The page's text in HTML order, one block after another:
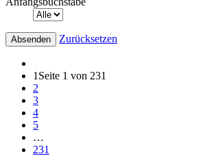
Zurücksetzen
1 Seite 1 von 231
2
3
4
5
…
231